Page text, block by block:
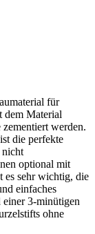
für
dem Material
werden.
die perfekte
nicht
optional mit
es sehr wichtig, die
einfaches
3-minütigen
ohne